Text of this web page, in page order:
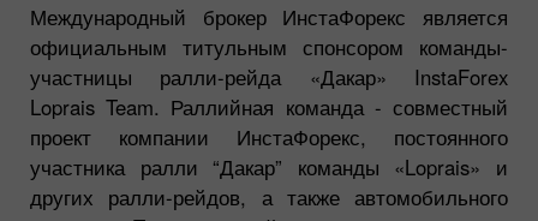
Международный брокер ИнстаФорекс является
официальным титульным спонсором команды-
участницы ралли-рейда «Дакар» InstaForex
Loprais Team. Раллийная команда - совместный
проект компании ИнстаФорекс, постоянного
участника ралли “Дакар” команды «Loprais» и
других ралли-рейдов, а также автомобильного